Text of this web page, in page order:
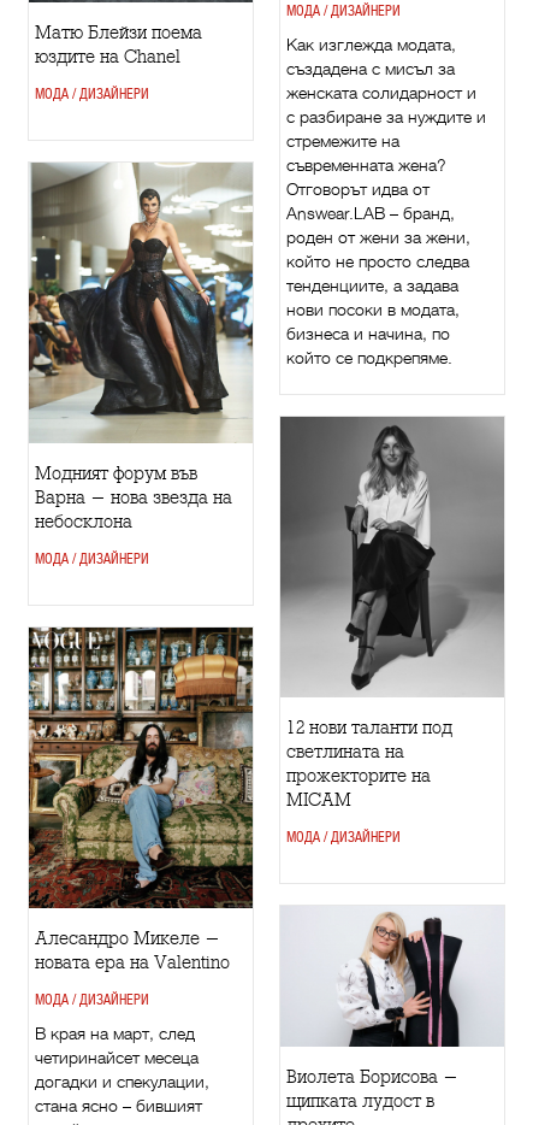
МОДА / ДИЗАЙНЕРИ
Как изглежда модата,
създадена с мисъл за
женската солидарност и
с разбиране за нуждите и
стремежите на
съвременната жена?
Отговорът идва от
Answear.LAB – бранд,
роден от жени за жени,
който не просто следва
тенденциите, а задава
нови посоки в модата,
бизнеса и начина, по
който се подкрепяме.
Матю Блейзи поема
юздите на Chanel
МОДА / ДИЗАЙНЕРИ
Модният форум във
Варна - нова звезда на
небосклона
МОДА / ДИЗАЙНЕРИ
12 нови таланти под
светлината на
прожекторите на
MICAM
МОДА / ДИЗАЙНЕРИ
Алесандро Микеле -
новата ера на Valentino
МОДА / ДИЗАЙНЕРИ
В края на март, след
четиринайсет месеца
догадки и спекулации,
стана ясно – бившият
Виолета Борисова -
щипката лудост в